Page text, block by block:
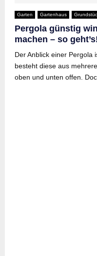
Garten Gartenhaus
Pergola günstig
machen – so
Der Anblick einer Pergola
besteht diese aus
oben und unten offen.